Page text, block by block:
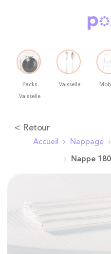
Packs
Vaisselle
Vaisselle
Allez
contenu
< Retour
Accueil Nappage